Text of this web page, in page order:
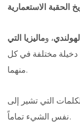
الحقبة الاستعمارية
، وماليزيا التي
مختلفة في كل
منهما.
التي تشير إلى
نفس الشيء تماماً.